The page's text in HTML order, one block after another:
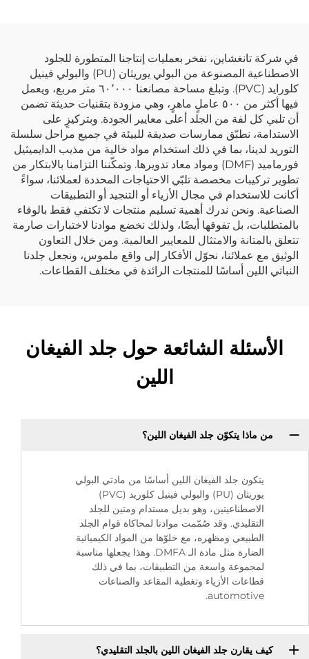
في شركة تانغشاين، نفخر بعمليات إنتاجنا المتطورة للجلود
الاصطناعية المصنوعة من البولي يوريثان (PU) والبولي فينيل
كلورايد (PVC). وتبلغ مساحة مصانعنا ٦٠٬٠٠٠ متر مربع، ويعمل
فيها أكثر من ٥٠٠ عاملٍ ماهرٍ، وهي مزودة بتقنيات حديثة تضمن
أن تلبي كل لفة من الجلد أعلى معايير الجودة. وبتركيزٍ على
الاستدامة، نطبّق ممارسات صديقة للبيئة في جميع مراحل سلسلة
التوريد لدينا، بما في ذلك استخدام مواد خالية من مذيب الدايميثيل
فورماميد (DMF) ومواد معاد تدويرها. وتمكّننا التزامنا بالابتكار من
تطوير تركيبات مخصصة تلبّي الاحتياجات المحددة لعملائنا، سواءً
أكانت للاستخدام في مجال الأزياء أو التنجيد أو التطبيقات
الصناعية. ونحن ندرك أهمية تسليم منتجات لا تكتفي فقط بالوفاء
بالمتطلبات، بل تفوقها أيضًا، ولذلك نخضع موادنا لاختبارات صارمة
تتعلق بالمتانة والامتثال للمعايير العالمية. ومن خلال التعاون
الوثيق مع عملائنا، نحوّل الأفكار إلى واقع ملموس، ونجعل جلدنا
النباتي اللين أساسًا للمنتجات الرائدة في مختلف القطاعات.
الأسئلة الشائعة حول جلد الفيغان
اللين
من ماذا يتكوّن جلد الفيغان اللين؟
يتكون جلد الفيغان اللين أساسًا من مادتي البولي
يوريثان (PU) والبولي فينيل كلوريد (PVC)
الاصطناعيتين، وهو بديل مستدام ومتين للجلد
التقليدي. وقد صُمّمت موادنا لمحاكاة قوام الجلد
الطبيعي ومظهره، مع خلوّها من المواد الكيميائية
الضارة مثل مادة الـ DMFA. وهذا يجعلها مناسبة
لمجموعة واسعة من التطبيقات، بما في ذلك
قطاعات الأزياء وتغطية المقاعد والصناعات
automotive.
كيف يقارن جلد الفيغان اللين بالجلد التقليدي؟